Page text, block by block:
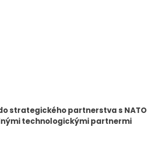
strategického partnerstva s NATO
technologickými partnermi